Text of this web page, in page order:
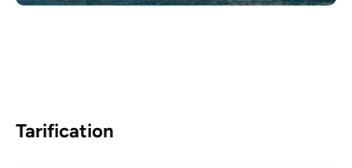
Tarification